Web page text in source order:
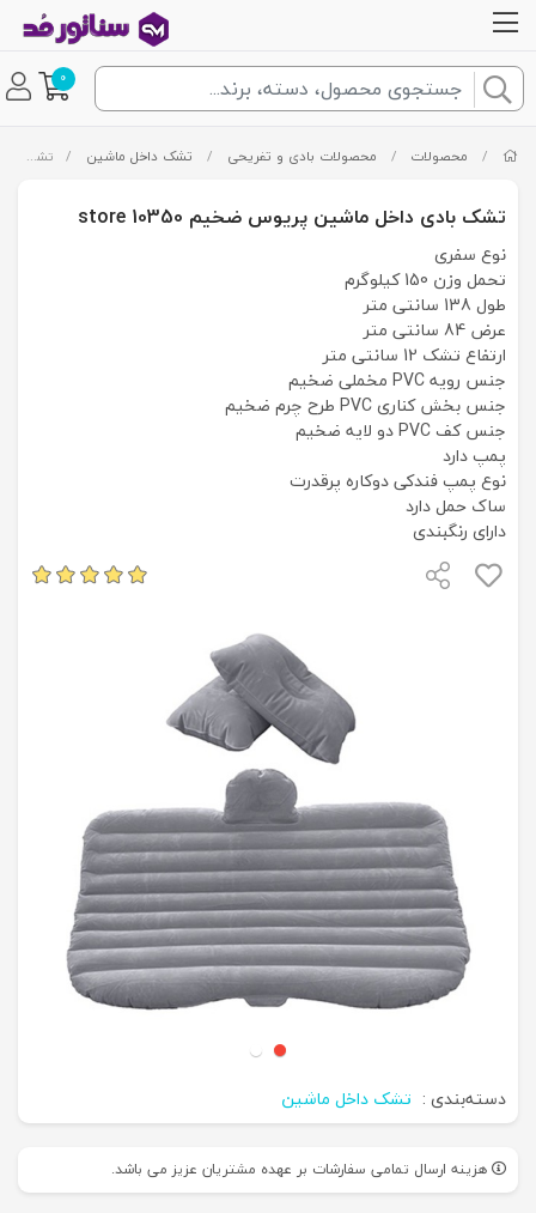
0
/ محصولات / محصولات بادی و تفریحی / تشک داخل ماشین / تشک بادی داخل ماشین پریوس ضخیم store 10350
تشک بادی داخل ماشین پریوس ضخیم store 10350
نوع سفری
تحمل وزن 150 کیلوگرم
طول 138 سانتی متر
عرض 84 سانتی متر
ارتفاع تشک 12 سانتی متر
جنس رویه PVC مخملی ضخیم
جنس بخش کناری PVC طرح چرم ضخیم
جنس کف PVC دو لایه ضخیم
پمپ دارد
نوع پمپ فندکی دوکاره پرقدرت
ساک حمل دارد
دارای رنگبندی
دسته‌بندی : تشک داخل ماشین
هزینه ارسال تمامی سفارشات بر عهده مشتریان عزیز می باشد.